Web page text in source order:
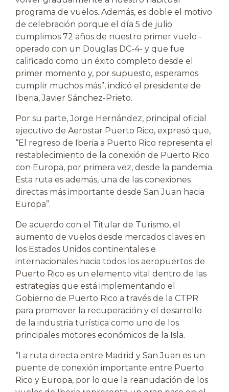
programa de vuelos. Además, es doble el motivo
de celebración porque el día 5 de julio
cumplimos 72 años de nuestro primer vuelo -
operado con un Douglas DC-4- y que fue
calificado como un éxito completo desde el
primer momento y, por supuesto, esperamos
cumplir muchos más”, indicó el presidente de
Iberia, Javier Sánchez-Prieto.
Por su parte, Jorge Hernández, principal oficial
ejecutivo de Aerostar Puerto Rico, expresó que,
“El regreso de Iberia a Puerto Rico representa el
restablecimiento de la conexión de Puerto Rico
con Europa, por primera vez, desde la pandemia.
Esta ruta es además, una de las conexiones
directas más importante desde San Juan hacia
Europa”.
De acuerdo con el Titular de Turismo, el
aumento de vuelos desde mercados claves en
los Estados Unidos continentales e
internacionales hacia todos los aeropuertos de
Puerto Rico es un elemento vital dentro de las
estrategias que está implementando el
Gobierno de Puerto Rico a través de la CTPR
para promover la recuperación y el desarrollo
de la industria turística como uno de los
principales motores económicos de la Isla.
“La ruta directa entre Madrid y San Juan es un
puente de conexión importante entre Puerto
Rico y Europa, por lo que la reanudación de los